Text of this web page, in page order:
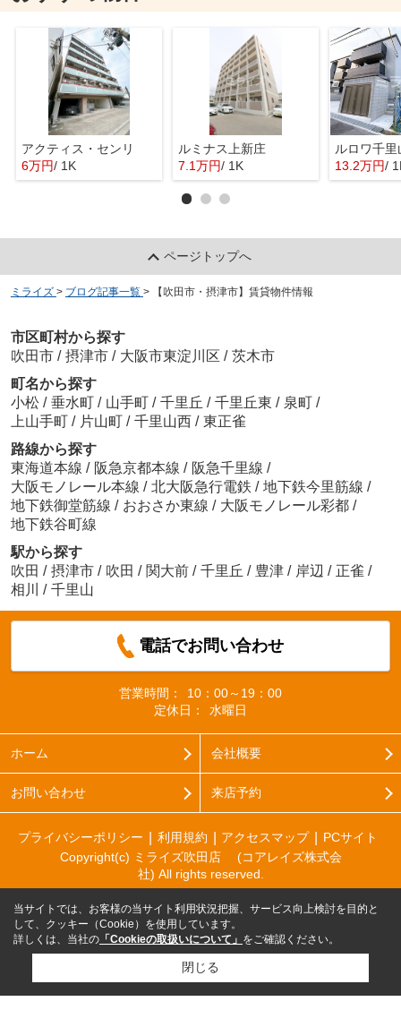
アクティス・センリ
6万円/ 1K
ルミナス上新庄
7.1万円/ 1K
ルロワ千里
13.2万円/
ページトップへ
ミライズ > ブログ記事一覧 > 【吹田市・摂津市】賃貸物件情報
市区町村から探す
吹田市 / 摂津市 / 大阪市東淀川区 / 茨木市
町名から探す
小松 / 垂水町 / 山手町 / 千里丘 / 千里丘東 / 泉町 /
上山手町 / 片山町 / 千里山西 / 東正雀
路線から探す
東海道本線 / 阪急京都本線 / 阪急千里線 /
大阪モノレール本線 / 北大阪急行電鉄 / 地下鉄今里筋線 /
地下鉄御堂筋線 / おおさか東線 / 大阪モノレール彩都 /
地下鉄谷町線
駅から探す
吹田 / 摂津市 / 吹田 / 関大前 / 千里丘 / 豊津 / 岸辺 / 正雀 /
相川
/ 千里山
電話でお問い合わせ
営業時間：
10：00～19：00
定休日：
水曜日
ホーム 会社概要
お問い合わせ 来店予約
プライバシーポリシー 利用規約 アクセスマップ
PCサイト
Copyright(c) ミライズ吹田店 (コアレイズ株式会
社) All rights reserved.
当サイトでは、お客様の当サイト利用状況把握、サービス向上検討を目的と
して、クッキー（Cookie）を使用しています。
詳しくは、当社の 「Cookieの取扱いについて」 をご確認ください。
閉じる